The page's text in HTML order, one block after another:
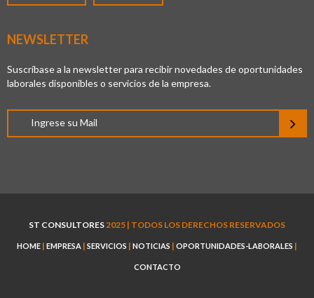
NEWSLETTER
Suscríbase a la newsletter para recibir novedades de oportunidades
laborales disponibles o servicios de la empresa.
ST CONSULTORES 2025 | TODOS LOS DERECHOS RESERVADOS
HOME | EMPRESA | SERVICIOS | NOTICIAS | OPORTUNIDADES-LABORALES |
CONTACTO